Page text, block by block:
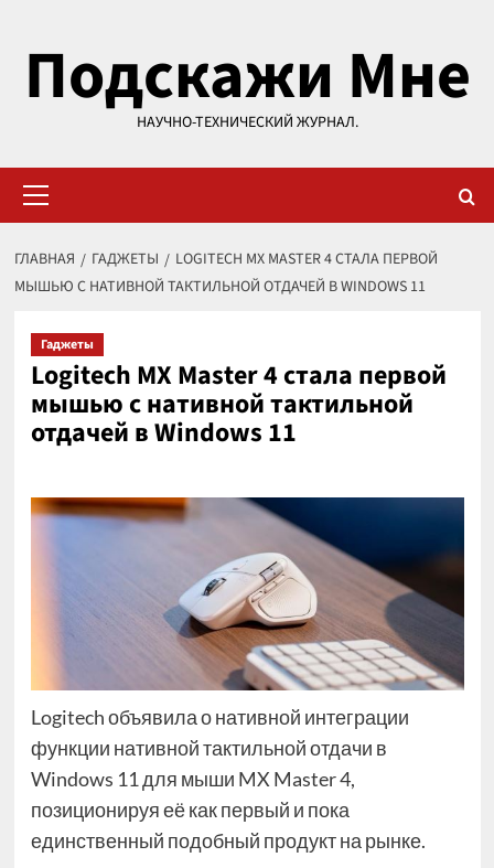
содержимому
Подскажи Мне
НАУЧНО-ТЕХНИЧЕСКИЙ ЖУРНАЛ.
меню
ГЛАВНАЯ ГАДЖЕТЫ
LOGITECH MX MASTER 4 СТАЛА ПЕРВОЙ
МЫШЬЮ С НАТИВНОЙ ТАКТИЛЬНОЙ ОТДАЧЕЙ В WINDOWS 11
Гаджеты
Logitech MX Master 4 стала первой
мышью с нативной тактильной
отдачей в Windows 11
Logitech объявила о нативной интеграции
функции нативной тактильной отдачи в
Windows 11 для мыши MX Master 4,
позиционируя её как первый и пока
единственный подобный продукт на рынке.